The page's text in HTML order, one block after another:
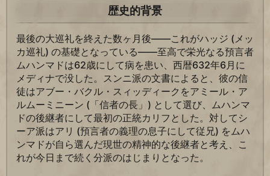
歴史的背景
最後の大巡礼を終えた数ヶ月後――これがハッジ (メッ
カ巡礼) の基礎となっている――至高で栄光なる預言者
ムハンマドは62歳にして病を患い、西暦632年6月に
メディナで没した。スンニ派の文書によると、彼の信
徒はアブー・バクル・スィッディークをアミール・ア
ルムーミニーン (「信者の長」) として選び、ムハンマ
ドの後継者にして最初の正統カリフとした。対してシ
ーア派はアリ (預言者の義理の息子にして従兄) をムハ
ンマドが自ら選んだ現世の精神的な後継者と考え、こ
れが今日まで続く分派のはじまりとなった。